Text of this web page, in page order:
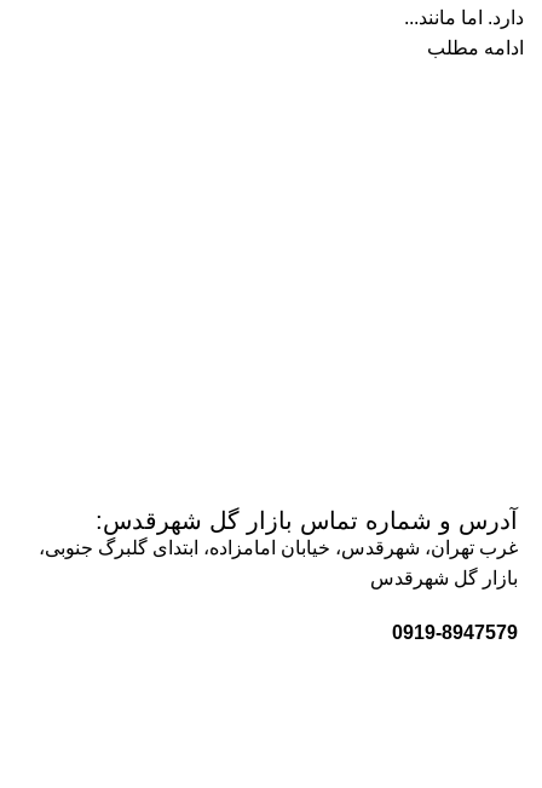
دارد. اما مانند...
ادامه مطلب
آدرس و شماره تماس بازار گل شهرقدس:
غرب تهران، شهرقدس، خیابان امامزاده، ابتدای گلبرگ جنوبی،
بازار گل شهرقدس
0919-8947579